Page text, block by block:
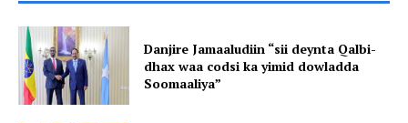
Danjire Jamaaludiin “sii deynta Qalbi-
dhax waa codsi ka yimid dowladda
Soomaaliya”